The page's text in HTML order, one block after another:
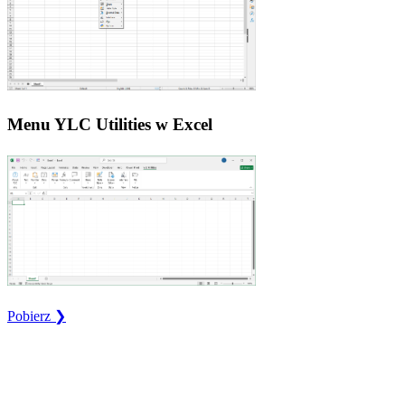
Menu YLC Utilities w Excel
Pobierz ❯